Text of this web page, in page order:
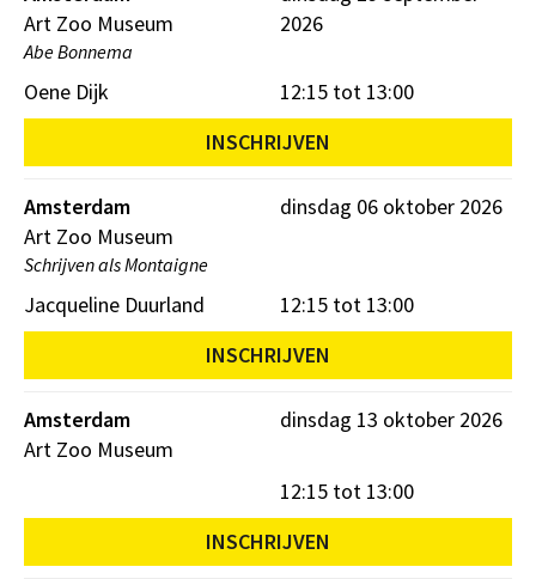
Art Zoo Museum
Abe Bonnema
2026
12:15 tot 13:00
Oene Dijk
INSCHRIJVEN
Amsterdam
Art Zoo Museum
Schrijven als Montaigne
dinsdag 06 oktober 2026
12:15 tot 13:00
Jacqueline Duurland
INSCHRIJVEN
Amsterdam
Art Zoo Museum
dinsdag 13 oktober 2026
12:15 tot 13:00
INSCHRIJVEN